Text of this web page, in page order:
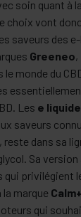
CO2, qui
Kush ou
soin quant à la
choix vont
saveurs des
Greeneo
monde du
Les e
saveurs
reste dans sa
Sa version
privilégient
la marque Calm+
qui